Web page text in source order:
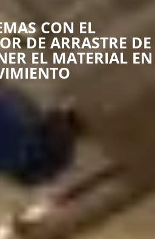
CON EL
DE ARRASTRE DE
EL MATERIAL EN